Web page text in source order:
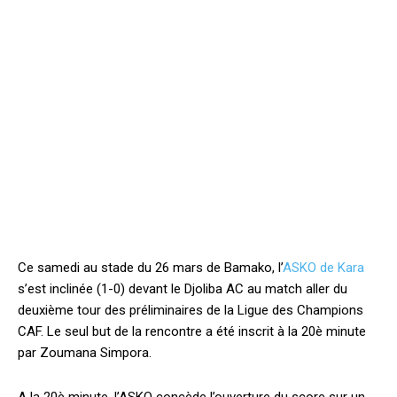
Ce samedi au stade du 26 mars de Bamako, l’ASKO de Kara
s’est inclinée (1-0) devant le Djoliba AC au match aller du
deuxième tour des préliminaires de la Ligue des Champions
CAF. Le seul but de la rencontre a été inscrit à la 20è minute
par Zoumana Simpora.